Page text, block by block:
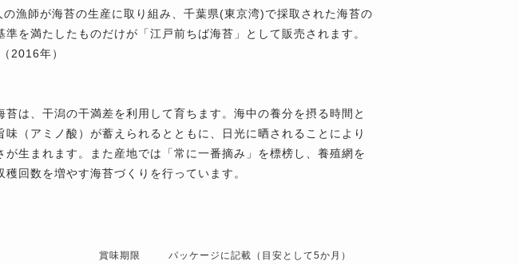
漁師が海苔の生産に取り組み、千葉県(東京湾)で採取された海苔の
を満たしたものだけが「江戸前ちば海苔」として販売されます。
2016年）
は、干潟の干満差を利用して育ちます。海中の養分を摂る時間と
（アミノ酸）が蓄えられるとともに、日光に晒されることにより
生まれます。また産地では「常に一番摘み」を標榜し、養殖網を
回数を増やす海苔づくりを行っています。
賞味期限 パッケージに記載（目安として5か月）